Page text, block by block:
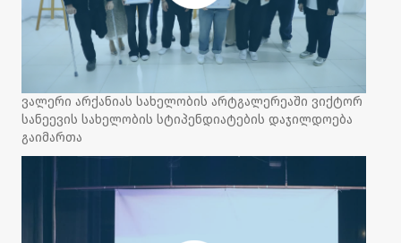
ვალერი არქანიას სახელობის არტგალერეაში ვიქტორ
სანეევის სახელობის სტიპენდიატების დაჯილდოება
გაიმართა